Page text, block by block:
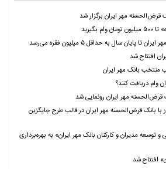
مهر ایران برگزار شد
سال به حداقل ۵ میلیون فقره می‌رسد
افتتاح شد
منتخب بانک مهر ایران
وام دریافت کنند؟
قرض‌الحسنه مهر ایران رونمایی شد
بانک قرض‌الحسنه مهر ایران در قالب طرح جایگزین
توسعه مدیران و کارکنان بانک مهر ایران» به بهره‌برداری
افتتاح شد